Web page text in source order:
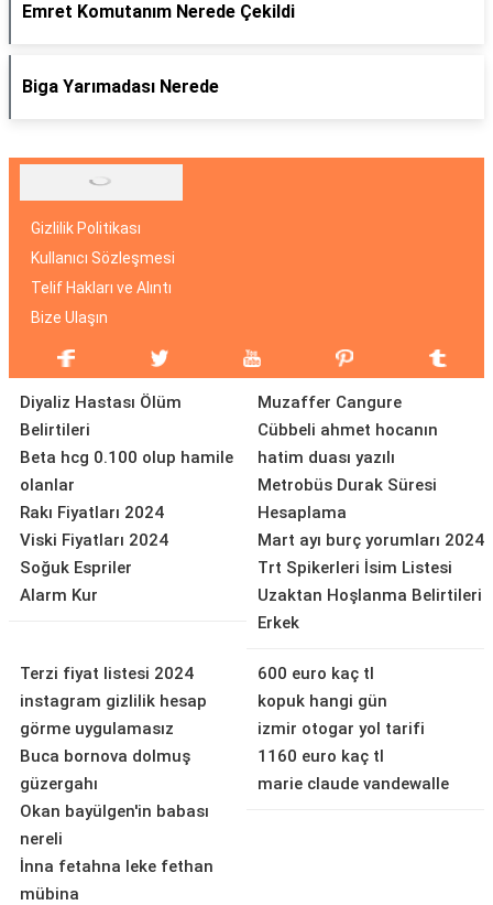
Emret Komutanım Nerede Çekildi
Biga Yarımadası Nerede
Gizlilik Politikası
Kullanıcı Sözleşmesi
Telif Hakları ve Alıntı
Bize Ulaşın
Diyaliz Hastası Ölüm
Belirtileri
Beta hcg 0.100 olup hamile
olanlar
Rakı Fiyatları 2024
Viski Fiyatları 2024
Soğuk Espriler
Alarm Kur
Muzaffer Cangure
Cübbeli ahmet hocanın
hatim duası yazılı
Metrobüs Durak Süresi
Hesaplama
Mart ayı burç yorumları 2024
Trt Spikerleri İsim Listesi
Uzaktan Hoşlanma Belirtileri
Erkek
Terzi fiyat listesi 2024
instagram gizlilik hesap
görme uygulamasız
Buca bornova dolmuş
güzergahı
Okan bayülgen'in babası
nereli
İnna fetahna leke fethan
mübina
600 euro kaç tl
kopuk hangi gün
izmir otogar yol tarifi
1160 euro kaç tl
marie claude vandewalle